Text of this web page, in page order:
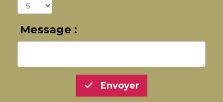
Message :
Envoyer